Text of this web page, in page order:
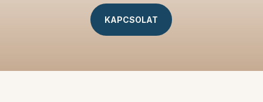
KAPCSOLAT